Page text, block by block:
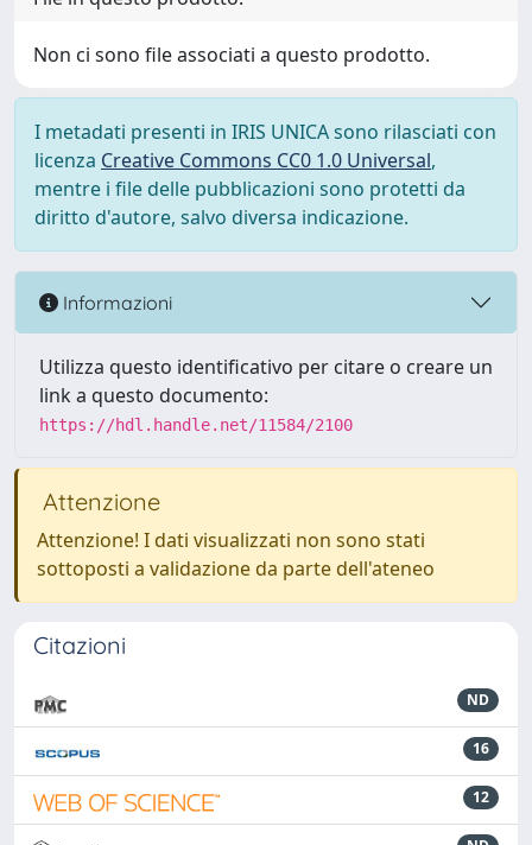
Non ci sono file associati a questo prodotto.
I metadati presenti in IRIS UNICA sono rilasciati con
licenza Creative Commons CC0 1.0 Universal,
mentre i file delle pubblicazioni sono protetti da
diritto d'autore, salvo diversa indicazione.
Informazioni
Utilizza questo identificativo per citare o creare un
link a questo documento:
https://hdl.handle.net/11584/2100
Attenzione
Attenzione! I dati visualizzati non sono stati
sottoposti a validazione da parte dell'ateneo
Citazioni
ND
16
12